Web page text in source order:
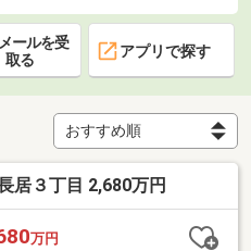
ールを受
取る
アプリで探す
居３丁目 2,680万円
万円